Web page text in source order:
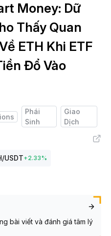
Money: Dữ
Thấy Quan
ETH Khi ETF
Đổ Vào
Phái
Sinh
Giao
Dịch
/USDT+2.33%
bài viết và đánh giá tâm lý